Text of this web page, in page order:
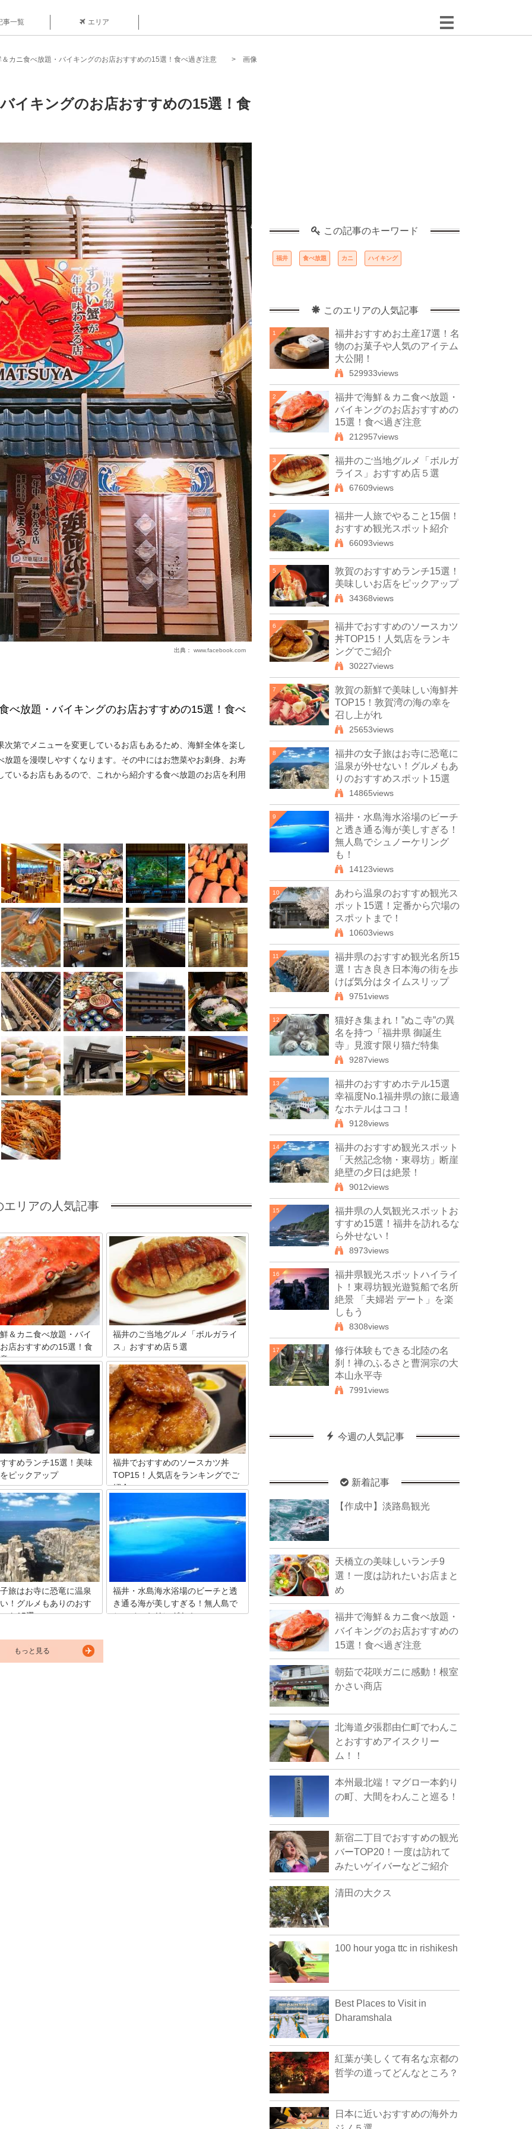
事一覧 エリア
カニ食べ放題・バイキングのお店おすすめの15選！食べ過ぎ注意 画像
イキングのお店おすすめの15選！食
出典： www.facebook.com
べ放題・バイキングのお店おすすめの15選！食べ
次第でメニューを変更しているお店もあるため、海鮮全体を楽し
放題を漫喫しやすくなります。その中にはお惣菜やお刺身、お寿
ているお店もあるので、これから紹介する食べ放題のお店を利用
エリアの人気記事
＆カニ食べ放題・バイ
店おすすめの15選！食
ニ漁の成果次第でメニュー
るお店もあるため、海鮮全
お店の方がカニ食べ放題を
なります。その中にはお惣
お寿司のバイキングを提供
店もあるので、これから紹介
題のお店を利用してみてくだ
福井のご当地グルメ「ボルガライ
ス」おすすめ店５選
福井県越前市の武生地区のご当地グルメ
に、オムライスの上にカツをのせいろい
ろなソースをかけた「ボルガライス」と
いうものがあります。日本ボルガラー協
会という団体もあるほどなんです。個性
豊かなボルガライスを出すお店の中か
ら、オススメのお店5店舗をご紹介いた
します。
すめランチ15選！美味
ピックアップ
は敦賀の美味しいランチスポ
ます。敦賀には丼物や寿
ンなど美味しい食べ物を楽し
たくさんあります。お昼には
事の時間を過ごすことがで
充分に満たせます。ぜひ観光
れる人は参考にしてみてくだ
福井でおすすめのソースカツ丼
TOP15！人気店をランキングでご
紹介
丼」を紹介します。ソースカツ丼の有名
店や地元で人気のお店を店舗情報と合わ
せて15店、ランキング形式で紹介しま
す。観光のついでに立ち寄れるお店や美
味しいお蕎麦と一緒に食べられるお店、
テイクアウトできるお店などをまとめて
います。ぜひ、参考にしてください。
旅はお寺に恐竜に温泉
！グルメもありのおす
ト15選
も、福井県って何があるの？
る方もおられるでしょう。福
子旅を満喫できるヒーリング
福井・水島海水浴場のビーチと透
き通る海が美しすぎる！無人島で
シュノーケリングも！
もっと見る
この記事のキーワード
福井 食べ放題 カニ ハイキング
このエリアの人気記事
1
福井おすすめお土産17選！名
物のお菓子や人気のアイテム
大公開！
529933views
2
福井で海鮮＆カニ食べ放題・
バイキングのお店おすすめの
15選！食べ過ぎ注意
212957views
3
福井のご当地グルメ「ボルガ
ライス」おすすめ店５選
67609views
4
福井一人旅でやること15個！
おすすめ観光スポット紹介
66093views
5
敦賀のおすすめランチ15選！
美味しいお店をピックアップ
34368views
6
福井でおすすめのソースカツ
丼TOP15！人気店をランキ
ングでご紹介
30227views
7
敦賀の新鮮で美味しい海鮮丼
TOP15！敦賀湾の海の幸を
召し上がれ
25653views
8
福井の女子旅はお寺に恐竜に
温泉が外せない！グルメもあ
りのおすすめスポット15選
14865views
9
福井・水島海水浴場のビーチ
と透き通る海が美しすぎる！
無人島でシュノーケリング
も！
14123views
10
あわら温泉のおすすめ観光ス
ポット15選！定番から穴場の
スポットまで！
10603views
11
福井県のおすすめ観光名所15
選！古き良き日本海の街を歩
けば気分はタイムスリップ
9751views
12
猫好き集まれ！”ぬこ寺”の異
名を持つ「福井県 御誕生
寺」見渡す限り猫だ特集
9287views
13
福井のおすすめホテル15選
幸福度No.1福井県の旅に最適
なホテルはココ！
9128views
14
福井のおすすめ観光スポット
「天然記念物・東尋坊」断崖
絶壁の夕日は絶景！
9012views
15
福井県の人気観光スポットお
すすめ15選！福井を訪れるな
ら外せない！
8973views
16
福井県観光スポットハイライ
ト！東尋坊観光遊覧船で名所
絶景 「夫婦岩 デート」を楽
しもう
8308views
17
修行体験もできる北陸の名
刹！禅のふるさと曹洞宗の大
本山永平寺
7991views
今週の人気記事
新着記事
【作成中】淡路島観光
天橋立の美味しいランチ9
選！一度は訪れたいお店まと
め
福井で海鮮＆カニ食べ放題・
バイキングのお店おすすめの
15選！食べ過ぎ注意
朝茹で花咲ガニに感動！根室
かさい商店
北海道夕張郡由仁町でわんこ
とおすすめアイスクリー
ム！！
本州最北端！マグロ一本釣り
の町、大間をわんこと巡る！
新宿二丁目でおすすめの観光
バーTOP20！一度は訪れて
みたいゲイバーなどご紹介
清田の大クス
100 hour yoga ttc in rishikesh
Best Places to Visit in
Dharamshala
紅葉が美しくて有名な京都の
哲学の道ってどんなところ？
日本に近いおすすめの海外カ